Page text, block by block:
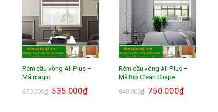
Rèm cầu vồng All Plus –
Mã magic
670.000₫ Giá
gốc
535.000₫Giá
hiện
Rèm cầu vồng All Plus –
Mã Bio Clean Shape
940.000₫ Giá
gốc
750.000₫Giá
hiện